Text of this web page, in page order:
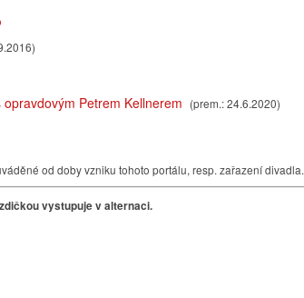
Petrem Kellnerem (prem.: 24.6.2020)
od doby vzniku tohoto portálu, resp. zařazení divadla.
vystupuje v alternaci.